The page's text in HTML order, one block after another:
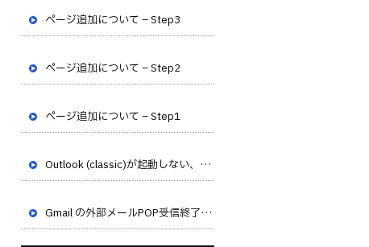
ページ追加について – Step3
ページ追加について – Step2
ページ追加について – Step1
Outlook (classic)が起動しない、フリーズする不具合が発生しています
Gmail の外部メールPOP受信終了のお知らせ